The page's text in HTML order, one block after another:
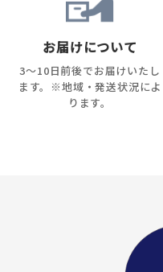
お届けについて
3～10日前後でお届けいたし
ます。※地域・発送状況によ
ります。